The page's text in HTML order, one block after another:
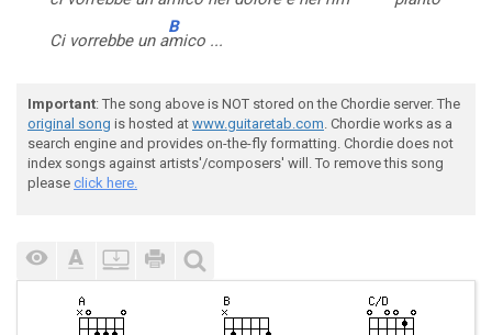
Ci vorrebbe un a
B
mico ...
Important: The song above is NOT stored on the Chordie server. The
original song is hosted at www.guitaretab.com. Chordie works as a
search engine and provides on-the-fly formatting. Chordie does not
index songs against artists'/composers' will. To remove this song
please click here.